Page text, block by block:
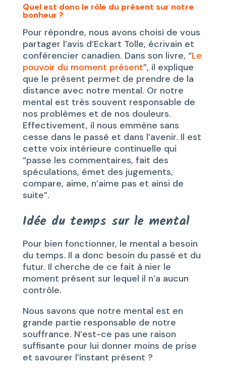
Quel est donc le rôle du présent sur notre
bonheur ?
Pour répondre, nous avons choisi de vous
partager l’avis d’Eckart Tolle, écrivain et
conférencier canadien. Dans son livre, “Le
pouvoir du moment présent”, il explique
que le présent permet de prendre de la
distance avec notre mental. Or notre
mental est très souvent responsable de
nos problèmes et de nos douleurs.
Effectivement, il nous emmène sans
cesse dans le passé et dans l’avenir. Il est
cette voix intérieure continuelle qui
“passe les commentaires, fait des
spéculations, émet des jugements,
compare, aime, n’aime pas et ainsi de
suite”.
Idée du temps sur le mental
Pour bien fonctionner, le mental a besoin
du temps. Il a donc besoin du passé et du
futur. Il cherche de ce fait à nier le
moment présent sur lequel il n’a aucun
contrôle.
Nous savons que notre mental est en
grande partie responsable de notre
souffrance. N’est-ce pas une raison
suffisante pour lui donner moins de prise
et savourer l’instant présent ?